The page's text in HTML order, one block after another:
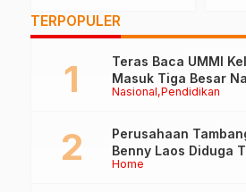
TERPOPULER
Nasional Pendidikan
Teras Baca UMMI
Masuk Tiga Besar
Penilai Lakukan
Home
Perusahaan
Benny Laos Diduga